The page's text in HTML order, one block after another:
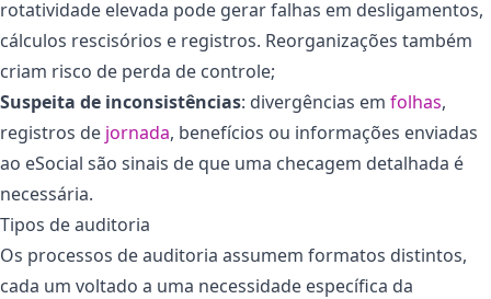
rotatividade elevada pode gerar falhas em desligamentos,
cálculos rescisórios e registros. Reorganizações também
criam risco de perda de controle;
Suspeita de inconsistências: divergências em folhas,
registros de jornada, benefícios ou informações enviadas
ao eSocial são sinais de que uma checagem detalhada é
necessária.
Tipos de auditoria
Os processos de auditoria assumem formatos distintos,
cada um voltado a uma necessidade específica da